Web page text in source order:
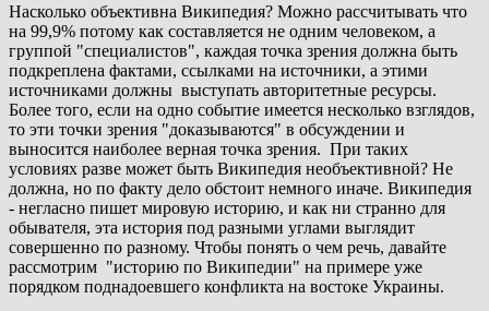
Насколько объективна Википедия? Можно рассчитывать что
на 99,9% потому как составляется не одним человеком, а
группой "специалистов", каждая точка зрения должна быть
подкреплена фактами, ссылками на источники, а этими
источниками должны выступать авторитетные ресурсы.
Более того, если на одно событие имеется несколько взглядов,
то эти точки зрения "доказываются" в обсуждении и
выносится наиболее верная точка зрения. При таких
условиях разве может быть Википедия необъективной? Не
должна, но по факту дело обстоит немного иначе. Википедия
- негласно пишет мировую историю, и как ни странно для
обывателя, эта история под разными углами выглядит
совершенно по разному. Чтобы понять о чем речь, давайте
рассмотрим "историю по Википедии" на примере уже
порядком поднадоевшего конфликта на востоке Украины.